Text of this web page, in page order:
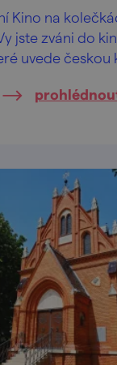
Kino na
jste zváni do
uvede českou